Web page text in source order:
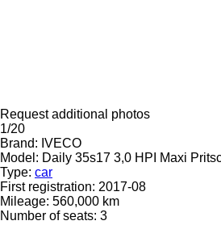
Request additional photos
1/20
Brand: IVECO
Model: Daily 35s17 3,0 HPI Maxi
Type: car
First registration: 2017-08
Mileage: 560,000 km
Number of seats: 3